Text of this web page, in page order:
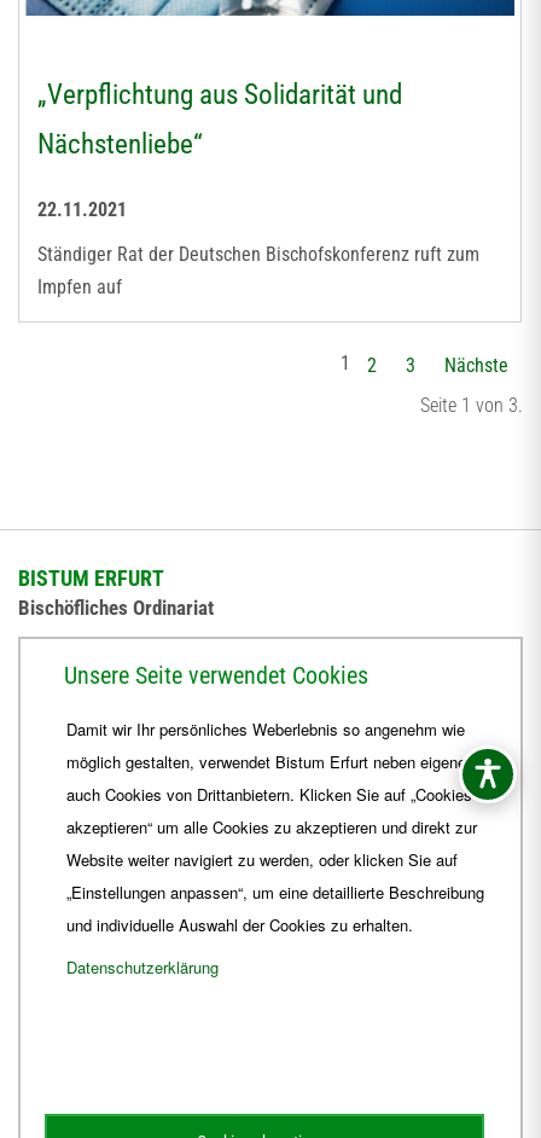
„Verpflichtung aus Solidarität und
Nächstenliebe“
22.11.2021
Ständiger Rat der Deutschen Bischofskonferenz ruft zum
Impfen auf
Seite 1 von 3.
1 2 3 Nächste
BISTUM ERFURT
Bischöfliches Ordinariat
+49 361 6572-444
ordinariat Bistum-Erfurt.de
Unsere Seite verwendet Cookies
Damit wir Ihr persönliches Weberlebnis so angenehm wie
möglich gestalten, verwendet Bistum Erfurt neben eigenen
auch Cookies von Drittanbietern. Klicken Sie auf „Cookies
akzeptieren“ um alle Cookies zu akzeptieren und direkt zur
Website weiter navigiert zu werden, oder klicken Sie auf
„Einstellungen anpassen“, um eine detaillierte Beschreibung
und individuelle Auswahl der Cookies zu erhalten.
Datenschutzerklärung